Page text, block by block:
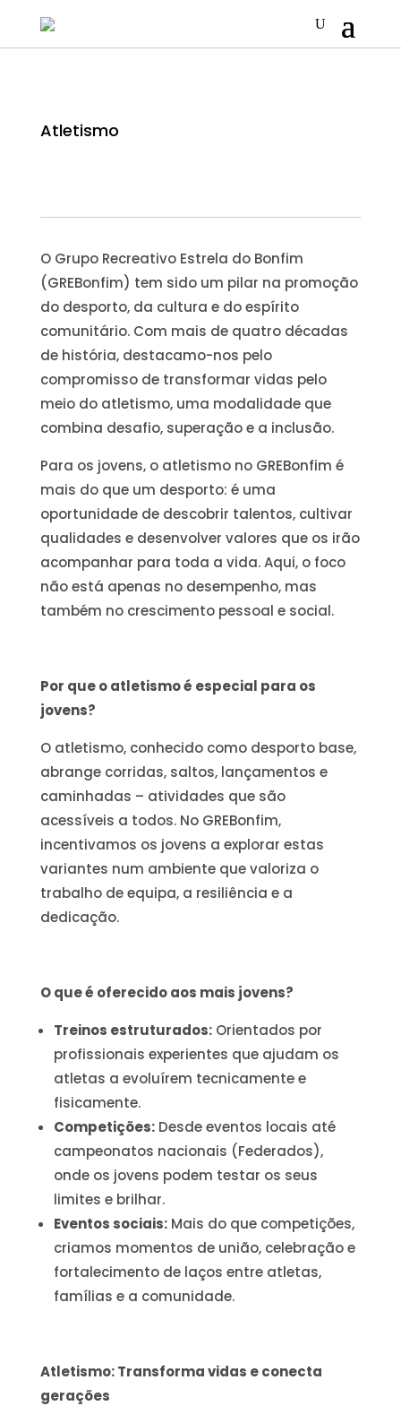
Atletismo
O Grupo Recreativo Estrela do Bonfim
(GREBonfim) tem sido um pilar na promoção
do desporto, da cultura e do espírito
comunitário. Com mais de quatro décadas
de história, destacamo-nos pelo
compromisso de transformar vidas pelo
meio do atletismo, uma modalidade que
combina desafio, superação e a inclusão.
Para os jovens, o atletismo no GREBonfim é
mais do que um desporto: é uma
oportunidade de descobrir talentos, cultivar
qualidades e desenvolver valores que os irão
acompanhar para toda a vida. Aqui, o foco
não está apenas no desempenho, mas
também no crescimento pessoal e social.
Por que o atletismo é especial para os
jovens?
O atletismo, conhecido como desporto base,
abrange corridas, saltos, lançamentos e
caminhadas – atividades que são
acessíveis a todos. No GREBonfim,
incentivamos os jovens a explorar estas
variantes num ambiente que valoriza o
trabalho de equipa, a resiliência e a
dedicação.
O que é oferecido aos mais jovens?
Treinos estruturados:Orientados por
profissionais experientes que ajudam os
atletas a evoluírem tecnicamente e
fisicamente.
Competições:Desde eventos locais até
campeonatos nacionais (Federados),
onde os jovens podem testar os seus
limites e brilhar.
Eventos sociais:Mais do que competições,
criamos momentos de união, celebração e
fortalecimento de laços entre atletas,
famílias e a comunidade.
Atletismo: Transforma vidas e conecta
gerações